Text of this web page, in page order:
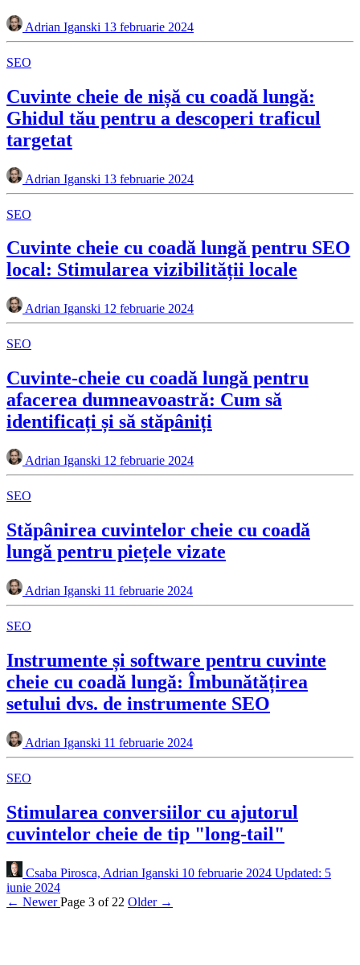
Adrian Iganski 13 februarie 2024
SEO
Cuvinte cheie de nișă cu coadă lungă:
Ghidul tău pentru a descoperi traficul
targetat
Adrian Iganski 13 februarie 2024
SEO
Cuvinte cheie cu coadă lungă pentru SEO
local: Stimularea vizibilității locale
Adrian Iganski 12 februarie 2024
SEO
Cuvinte-cheie cu coadă lungă pentru
afacerea dumneavoastră: Cum să
identificați și să stăpâniți
Adrian Iganski 12 februarie 2024
SEO
Stăpânirea cuvintelor cheie cu coadă
lungă pentru piețele vizate
Adrian Iganski 11 februarie 2024
SEO
Instrumente și software pentru cuvinte
cheie cu coadă lungă: Îmbunătățirea
setului dvs. de instrumente SEO
Adrian Iganski 11 februarie 2024
SEO
Stimularea conversiilor cu ajutorul
cuvintelor cheie de tip "long-tail"
Csaba Pirosca, Adrian Iganski 10 februarie 2024 Updated: 5
iunie 2024
← NewerPage 3 of 22 Older →